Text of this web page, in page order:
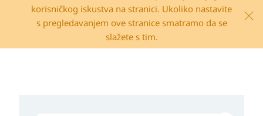
korisničkog iskustva na stranici. Ukoliko nastavite
s pregledavanjem ove stranice smatramo da se
slažete s tim.